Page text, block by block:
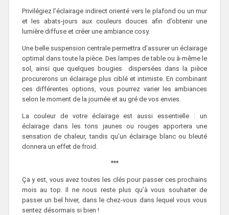
Privilégiez l’éclairage indirect orienté vers le plafond ou un mur
et les abats-jours aux couleurs douces afin d’obtenir une
lumière diffuse et créer une ambiance cosy.
Une belle suspension centrale permettra d’assurer un éclairage
optimal dans toute la pièce. Des lampes de table ou à-même le
sol, ainsi que quelques bougies dispersées dans la pièce
procurerons un éclairage plus ciblé et intimiste. En combinant
ces différentes options, vous pourrez varier les ambiances
selon le moment de la journée et au gré de vos envies.
La couleur de votre éclairage est aussi essentielle : un
éclairage dans les tons jaunes ou rouges apportera une
sensation de chaleur, tandis qu’un éclairage blanc ou bleuté
donnera un effet de froid.
***
Ça y est, vous avez toutes les clés pour passer ces prochains
mois au top. Il ne nous reste plus qu’à vous souhaiter de
passer un bel hiver, dans le chez-vous dans lequel vous vous
sentez désormais si bien !